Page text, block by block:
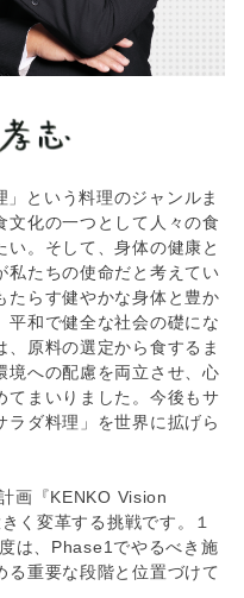
」という料理のジャンルま
文化の一つとして人々の食
。そして、身体の健康と
私たちの使命だと考えてい
たらす健やかな身体と豊か
平和で健全な社会の礎にな
、原料の選定から食するま
境への配慮を両立させ、心
てまいりました。今後もサ
ラダ料理」を世界に拡げら
画『KENKO Vision
く変革する挑戦です。１
は、Phase1でやるべき施
る重要な段階と位置づけて